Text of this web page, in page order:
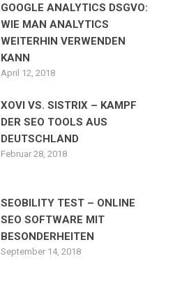
GOOGLE ANALYTICS DSGVO:
WIE MAN ANALYTICS
WEITERHIN VERWENDEN
KANN
April 12, 2018
XOVI VS. SISTRIX – KAMPF
DER SEO TOOLS AUS
DEUTSCHLAND
Februar 28, 2018
SEOBILITY TEST – ONLINE
SEO SOFTWARE MIT
BESONDERHEITEN
September 14, 2018